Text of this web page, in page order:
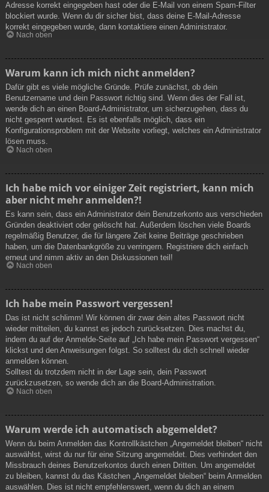
Adresse korrekt eingegeben hast oder die E-Mail von einem Spam-Filter
blockiert wurde. Wenn du dir sicher bist, dass deine E-Mail-Adresse
korrekt eingegeben wurde, dann kontaktiere einen Administrator.
Nach oben
Warum kann ich mich nicht anmelden?
Dafür gibt es viele mögliche Gründe. Prüfe zunächst, ob dein
Benutzername und dein Passwort richtig sind. Wenn dies der Fall ist,
wende dich an einen Board-Administrator, um sicherzugehen, dass du
nicht gesperrt wurdest. Es ist ebenfalls möglich, dass ein
Konfigurationsproblem mit der Website vorliegt, welches ein Administrator
lösen muss.
Nach oben
Ich habe mich vor einiger Zeit registriert, kann mich
aber nicht mehr anmelden?!
Es kann sein, dass ein Administrator dein Benutzerkonto aus verschieden
Gründen deaktiviert oder gelöscht hat. Außerdem löschen viele Boards
regelmäßig Benutzer, die für längere Zeit keine Beiträge geschrieben
haben, um die Datenbankgröße zu verringern. Registriere dich einfach
erneut und nimm aktiv an den Diskussionen teil!
Nach oben
Ich habe mein Passwort vergessen!
Das ist nicht schlimm! Wir können dir zwar dein altes Passwort nicht
wieder mitteilen, du kannst es jedoch zurücksetzen. Dies machst du,
indem du auf der Anmelde-Seite auf „Ich habe mein Passwort vergessen“
klickst und den Anweisungen folgst. So solltest du dich schnell wieder
anmelden können.
Solltest du trotzdem nicht in der Lage sein, dein Passwort
zurückzusetzen, so wende dich an die Board-Administration.
Nach oben
Warum werde ich automatisch abgemeldet?
Wenn du beim Anmelden das Kontrollkästchen „Angemeldet bleiben“ nicht
auswählst, wirst du nur für eine Sitzung angemeldet. Dies verhindert den
Missbrauch deines Benutzerkontos durch einen Dritten. Um angemeldet
zu bleiben, kannst du das Kästchen „Angemeldet bleiben“ beim Anmelden
auswählen. Dies ist nicht empfehlenswert, wenn du dich an einem